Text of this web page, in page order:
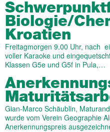
Biologie/
Kroatien
Freitagmorgen 9.00 Uhr, nach
voller Karaoke und
Klassen G5e und G5f in Pula,…
Gian-Marco Schäublin,
wurde vom Verein Geographie
Anerkennungspreis